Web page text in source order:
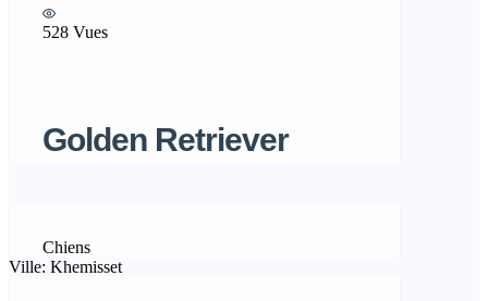
528 Vues
Golden Retriever
Chiens
Ville: Khemisset